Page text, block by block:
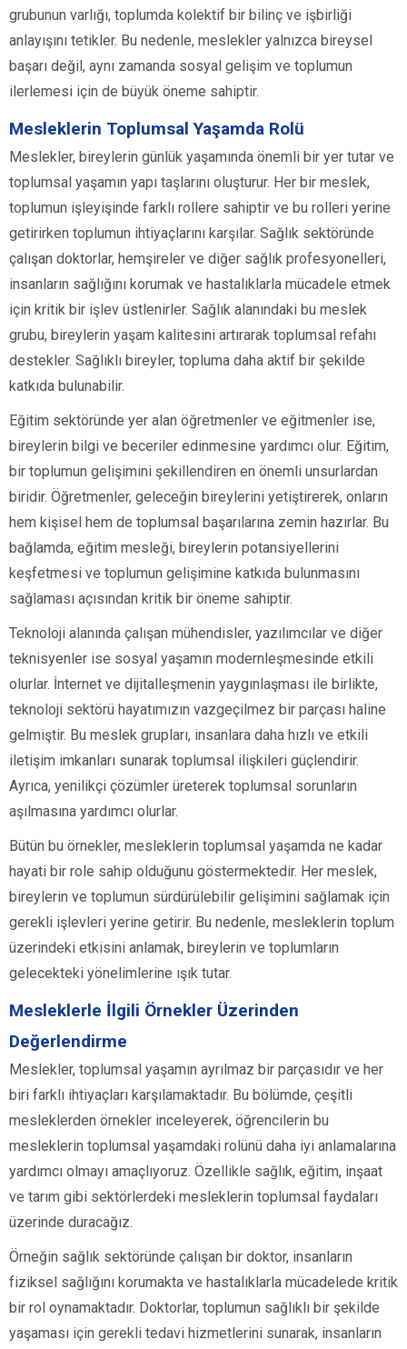
grubunun varlığı, toplumda kolektif bir bilinç ve işbirliği
anlayışını tetikler. Bu nedenle, meslekler yalnızca bireysel
başarı değil, aynı zamanda sosyal gelişim ve toplumun
ilerlemesi için de büyük öneme sahiptir.
Mesleklerin Toplumsal Yaşamda Rolü
Meslekler, bireylerin günlük yaşamında önemli bir yer tutar ve
toplumsal yaşamın yapı taşlarını oluşturur. Her bir meslek,
toplumun işleyişinde farklı rollere sahiptir ve bu rolleri yerine
getirirken toplumun ihtiyaçlarını karşılar. Sağlık sektöründe
çalışan doktorlar, hemşireler ve diğer sağlık profesyonelleri,
insanların sağlığını korumak ve hastalıklarla mücadele etmek
için kritik bir işlev üstlenirler. Sağlık alanındaki bu meslek
grubu, bireylerin yaşam kalitesini artırarak toplumsal refahı
destekler. Sağlıklı bireyler, topluma daha aktif bir şekilde
katkıda bulunabilir.
Eğitim sektöründe yer alan öğretmenler ve eğitmenler ise,
bireylerin bilgi ve beceriler edinmesine yardımcı olur. Eğitim,
bir toplumun gelişimini şekillendiren en önemli unsurlardan
biridir. Öğretmenler, geleceğin bireylerini yetiştirerek, onların
hem kişisel hem de toplumsal başarılarına zemin hazırlar. Bu
bağlamda, eğitim mesleği, bireylerin potansiyellerini
keşfetmesi ve toplumun gelişimine katkıda bulunmasını
sağlaması açısından kritik bir öneme sahiptir.
Teknoloji alanında çalışan mühendisler, yazılımcılar ve diğer
teknisyenler ise sosyal yaşamın modernleşmesinde etkili
olurlar. İnternet ve dijitalleşmenin yaygınlaşması ile birlikte,
teknoloji sektörü hayatımızın vazgeçilmez bir parçası haline
gelmiştir. Bu meslek grupları, insanlara daha hızlı ve etkili
iletişim imkanları sunarak toplumsal ilişkileri güçlendirir.
Ayrıca, yenilikçi çözümler üreterek toplumsal sorunların
aşılmasına yardımcı olurlar.
Bütün bu örnekler, mesleklerin toplumsal yaşamda ne kadar
hayati bir role sahip olduğunu göstermektedir. Her meslek,
bireylerin ve toplumun sürdürülebilir gelişimini sağlamak için
gerekli işlevleri yerine getirir. Bu nedenle, mesleklerin toplum
üzerindeki etkisini anlamak, bireylerin ve toplumların
gelecekteki yönelimlerine ışık tutar.
Mesleklerle İlgili Örnekler Üzerinden
Değerlendirme
Meslekler, toplumsal yaşamın ayrılmaz bir parçasıdır ve her
biri farklı ihtiyaçları karşılamaktadır. Bu bölümde, çeşitli
mesleklerden örnekler inceleyerek, öğrencilerin bu
mesleklerin toplumsal yaşamdaki rolünü daha iyi anlamalarına
yardımcı olmayı amaçlıyoruz. Özellikle sağlık, eğitim, inşaat
ve tarım gibi sektörlerdeki mesleklerin toplumsal faydaları
üzerinde duracağız.
Örneğin sağlık sektöründe çalışan bir doktor, insanların
fiziksel sağlığını korumakta ve hastalıklarla mücadelede kritik
bir rol oynamaktadır. Doktorlar, toplumun sağlıklı bir şekilde
yaşaması için gerekli tedavi hizmetlerini sunarak, insanların